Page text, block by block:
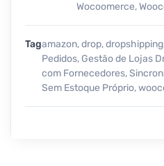
Wocoomerce,
Tagamazon,drop,dropshipping
Pedidos, Gestão de Lojas
com Fornecedores,
Sem Estoque Próprio,